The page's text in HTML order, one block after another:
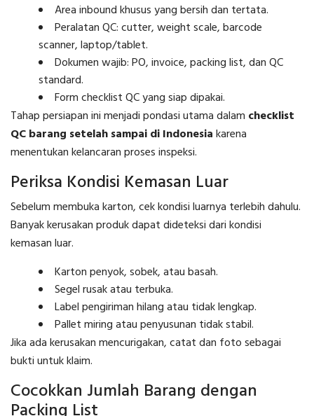
Area inbound khusus yang bersih dan tertata.
Peralatan QC: cutter, weight scale, barcode
scanner, laptop/tablet.
Dokumen wajib: PO, invoice, packing list, dan QC
standard.
Form checklist QC yang siap dipakai.
Tahap persiapan ini menjadi pondasi utama dalam checklist
QC barang setelah sampai di Indonesiakarena
menentukan kelancaran proses inspeksi.
Periksa Kondisi Kemasan Luar
Sebelum membuka karton, cek kondisi luarnya terlebih dahulu.
Banyak kerusakan produk dapat dideteksi dari kondisi
kemasan luar.
Karton penyok, sobek, atau basah.
Segel rusak atau terbuka.
Label pengiriman hilang atau tidak lengkap.
Pallet miring atau penyusunan tidak stabil.
Jika ada kerusakan mencurigakan, catat dan foto sebagai
bukti untuk klaim.
Cocokkan Jumlah Barang dengan